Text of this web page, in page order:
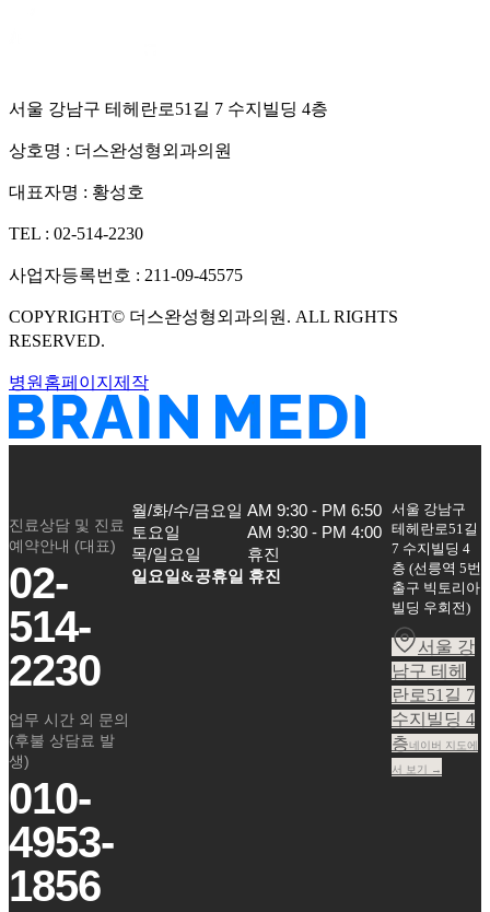
서울 강남구 테헤란로51길 7 수지빌딩 4층
상호명 : 더스완성형외과의원
대표자명 : 황성호
TEL : 02-514-2230
사업자등록번호 : 211-09-45575
COPYRIGHT© 더스완성형외과의원 . ALL RIGHTS
RESERVED.
병원홈페이지제작
진료상담 및 진료
예약안내 (대표)
02-
514-
2230
업무 시간 외 문의
(후불 상담료 발
생)
010-
4953-
1856
월/화/수/금요일
토요일
목/일요일
AM 9:30 - PM 6:50
AM 9:30 - PM 4:00
휴진
일요일&공휴일 휴진
서울 강남구
테헤란로51길
7 수지빌딩 4
층 (선릉역 5번
출구 빅토리아
빌딩 우회전)
서울 강
남구 테헤
란로51길 7
수지빌딩 4
층네이버 지도에
서 보기 →